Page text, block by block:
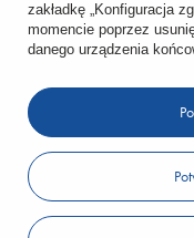
KONTO
KONTAKT
W sklepie
zakładkę „Konfiguracja
momencie poprzez
danego urządzenia